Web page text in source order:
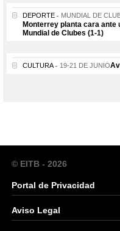
DEPORTE MUNDIAL DE
Monterrey planta cara ante
Mundial de Clubes (1-1)
CULTURA 19-21 DE JUNIO
© EITB - 2026
Portal de Privacidad
Aviso Legal